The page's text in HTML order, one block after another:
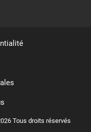
Tous droits réservés